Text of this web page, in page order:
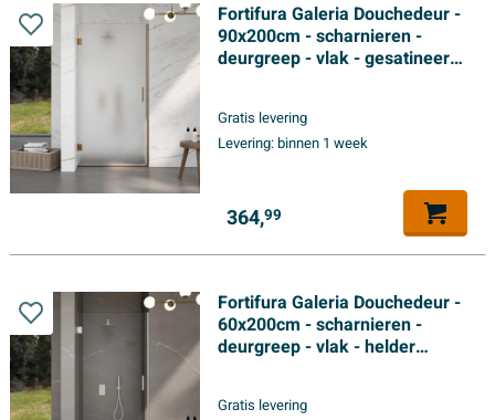
Fortifura Galeria Douchedeur -
90x200cm - scharnieren -
deurgreep - vlak - gesatineerd
Gratis levering
Levering:binnen 1 week
364,99
Fortifura Galeria Douchedeur -
60x200cm - scharnieren -
deurgreep - vlak - helder
Gratis levering